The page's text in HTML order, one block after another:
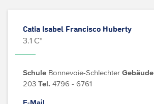
Catia Isabel Francisco Huberty
3.1 C*
Schule Bonnevoie-Schlechter Gebäude
203 Tel. 4796 - 6761
E-Mail